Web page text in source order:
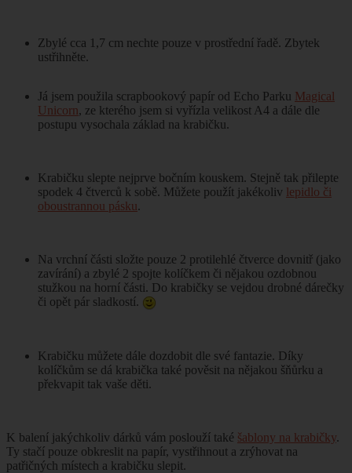
Zbylé cca 1,7 cm nechte pouze v prostřední řadě. Zbytek
ustřihněte.
Já jsem použila scrapbookový papír od Echo Parku Magical
Unicorn, ze kterého jsem si vyřízla velikost A4 a dále dle
postupu vysochala základ na krabičku.
Krabičku slepte nejprve bočním kouskem. Stejně tak přilepte
spodek 4 čtverců k sobě. Můžete použít jakékoliv lepidlo či
oboustrannou pásku.
Na vrchní části složte pouze 2 protilehlé čtverce dovnitř (jako
zavírání) a zbylé 2 spojte kolíčkem či nějakou ozdobnou
stužkou na horní části. Do krabičky se vejdou drobné dárečky
či opět pár sladkostí.
Krabičku můžete dále dozdobit dle své fantazie. Díky
kolíčkům se dá krabička také pověsit na nějakou šňůrku a
překvapit tak vaše děti.
K balení jakýchkoliv dárků vám poslouží také šablony na krabičky.
Ty stačí pouze obkreslit na papír, vystřihnout a zrýhovat na
patřičných místech a krabičku slepit.